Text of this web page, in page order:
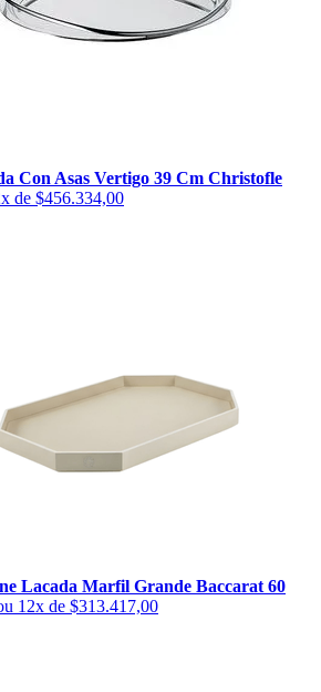
Con Asas Vertigo 39 Cm Christofle
de $456.334,00
Lacada Marfil Grande Baccarat 60
12x de $313.417,00